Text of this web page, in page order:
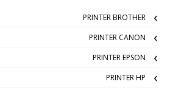
PRINTER BROTHER
PRINTER CANON
PRINTER EPSON
PRINTER HP